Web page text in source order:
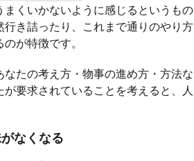
くいかないように感じるというもの
き詰ったり、これまで通りのやり方
が特徴です。
たの考え方・物事の進め方・方法な
要求されていることを考えると、人
なくなる